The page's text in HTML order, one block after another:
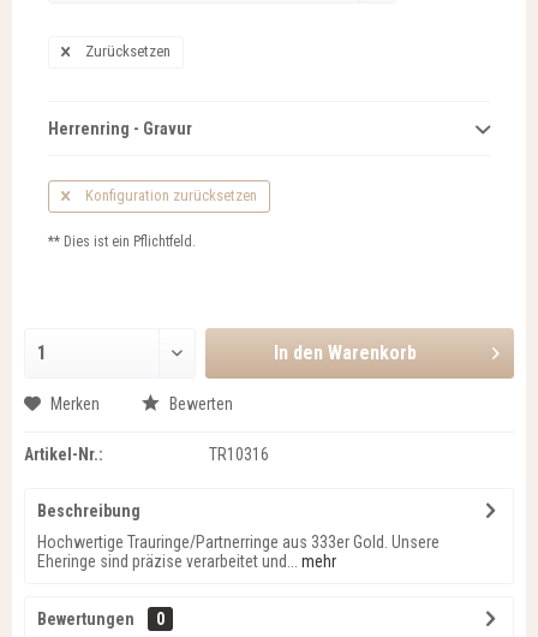
Zurücksetzen
Herrenring - Gravur
Konfiguration zurücksetzen
** Dies ist ein Pflichtfeld.
In den Warenkorb
Merken Bewerten
Artikel-Nr.: TR10316
Beschreibung
Hochwertige Trauringe/Partnerringe aus 333er Gold. Unsere
Eheringe sind präzise verarbeitet und...
mehr
Bewertungen
0